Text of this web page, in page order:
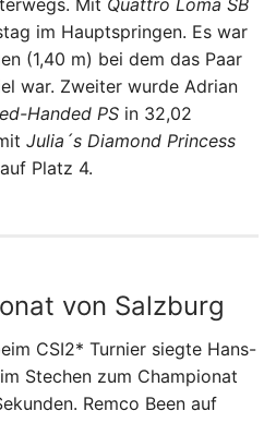
im Hauptspringen. Es war
(1,40 m) bei dem das Paar
war. Zweiter wurde Adrian
Handed PS in 32,02
Julia´s Diamond Princess
Platz 4.
von Salzburg
CSI2* Turnier siegte Hans-
im Stechen zum Championat
Remco Been auf